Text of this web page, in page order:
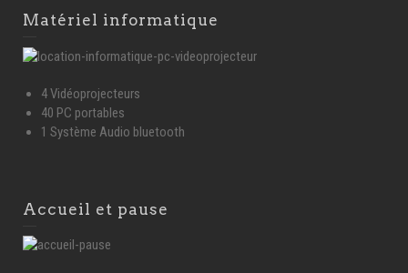
Matériel informatique
4 Vidéoprojecteurs
40 PC portables
1 Système Audio bluetooth
Accueil et pause